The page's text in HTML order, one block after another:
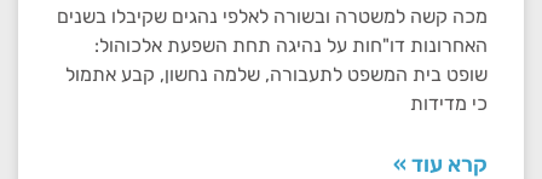
מכה קשה למשטרה ובשורה לאלפי נהגים שקיבלו בשנים
האחרונות דו"חות על נהיגה תחת השפעת אלכוהול:
שופט בית המשפט לתעבורה, שלמה נחשון, קבע אתמול
כי מדידות
קרא עוד »